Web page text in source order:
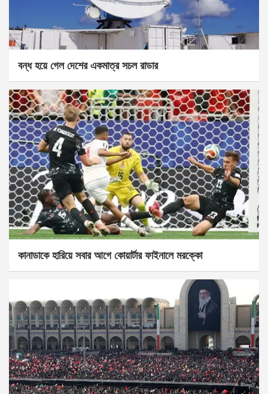
বন্ধ হয়ে গেল দেশের একমাত্র সচল রাডার
কানাডাকে হারিয়ে সবার আগে কোয়ার্টার ফাইনালে মরক্কো